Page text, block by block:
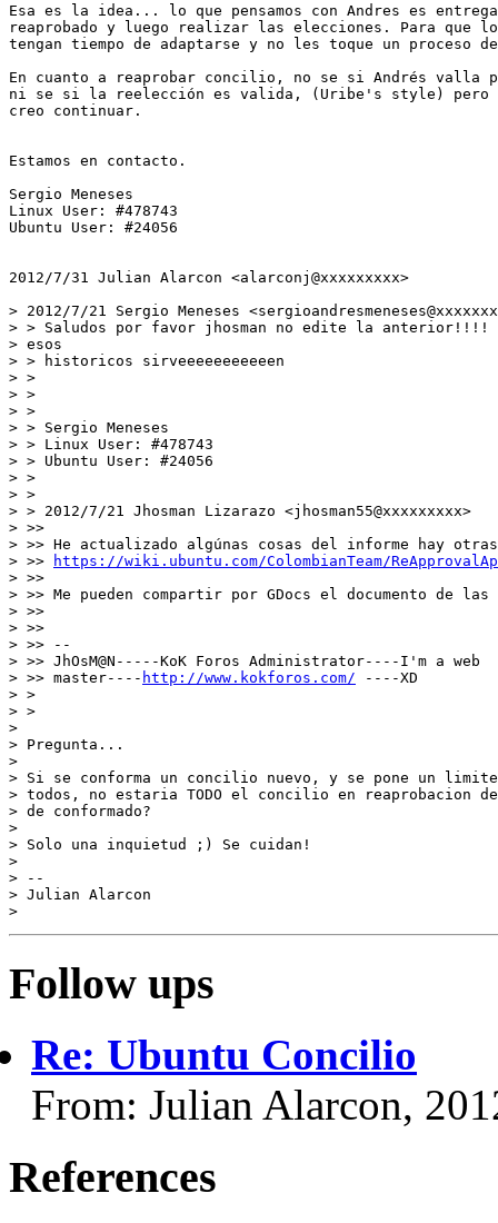
Esa es la idea... lo que pensamos con Andres es
reaprobado y luego realizar las elecciones. Para que los
tengan tiempo de adaptarse y no les toque un proceso
En cuanto a reaprobar concilio, no se si Andrés valla
ni se si la reelección es valida, (Uribe's style) pero
creo continuar.
Estamos en contacto.
Sergio Meneses
Linux User: #478743
Ubuntu User: #24056
2012/7/31 Julian Alarcon <alarconj@xxxxxxxxx>
> 2012/7/21 Sergio Meneses
> > Saludos por favor jhosman no edite la anterior!!!!
> esos
> > historicos sirveeeeeeeeeeen
> >
> >
> >
> > Sergio Meneses
> > Linux User: #478743
> > Ubuntu User: #24056
> >
> >
> > 2012/7/21 Jhosman Lizarazo <jhosman55@xxxxxxxxx>
> >>
> >> He actualizado algúnas cosas del informe hay otras
> >>
https://wiki.ubuntu.com/ColombianTeam/
> >>
> >> Me pueden compartir por GDocs el documento de
> >>
> >>
> >> --
> >> JhOsM@N-----KoK Foros Administrator----I'm a web
> >> master---- http://www.kokforos.com/ ----XD
> >
> >
>
> Pregunta...
>
> Si se conforma un concilio nuevo, y se pone un
> todos, no estaria TODO el concilio en reaprobacion
> de conformado?
>
> Solo una inquietud ;) Se cuidan!
>
> --
> Julian Alarcon
Follow ups
Re: Ubuntu Concilio
From: Julian Alarcon,
References